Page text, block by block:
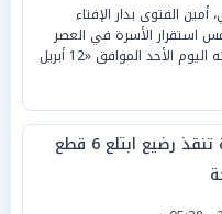
الفتوى بدار الإفتاء
استقرار الأسرة في العصر
الرقمي، وذلك خلال حديثه اليوم الأحد الموافق «12 أبريل
مستشفى المنصورة تنقذ رضيع ابتلع 6 قطع